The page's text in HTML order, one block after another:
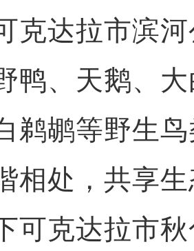
达拉市滨河
鸭、天鹅、
鹈鹕等野生
相处，共享
克达拉市秋